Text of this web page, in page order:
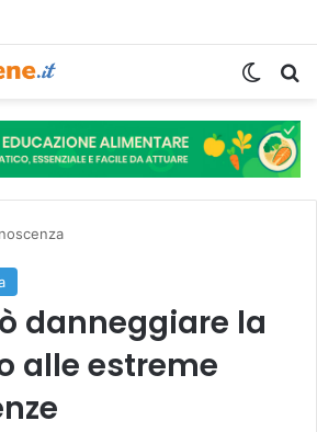
danneggiare la
alle estreme